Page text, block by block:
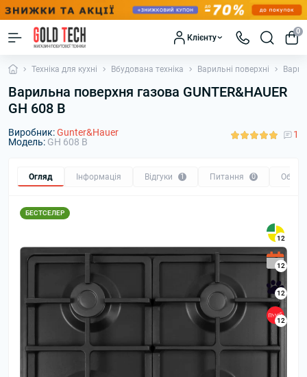
Клієнту
0
Техніка для кухні Вбудована техніка Варильні поверхні
Варильна поверхня газова GUNTER&HAUER
GH 608 B
Виробник:Gunter&Hauer
Модель: GH 608 B
1
Огляд Інформація Відгуки 1 Питання 0 Обмін
БЕСТСЕЛЕР
12
12
12
12